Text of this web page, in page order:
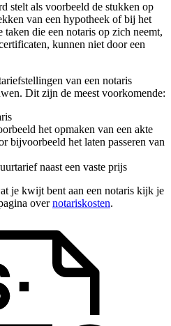
stelt als voorbeeld de stukken op
van een hypotheek of bij het
taken die een notaris op zich neemt,
kunnen niet door een
van een notaris
Dit zijn de meest voorkomende:
het opmaken van een akte
bijvoorbeeld het laten passeren van
naast een vaste prijs
je kwijt bent aan een notaris kijk je
overnotariskosten.